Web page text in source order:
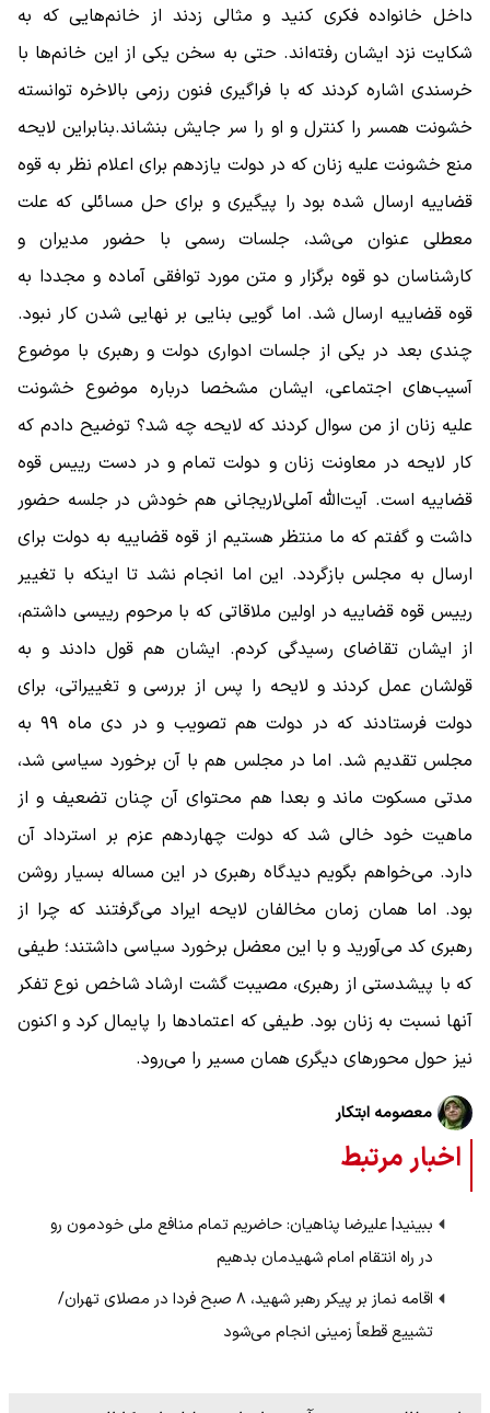
داخل خانواده فکری کنید و مثالی زدند از خانم‌هایی که به
شکایت نزد ایشان رفته‌اند. حتی به سخن یکی از این خانم‌ها با
خرسندی اشاره کردند که با فراگیری فنون رزمی بالاخره توانسته
خشونت همسر را کنترل و او را سر جایش بنشاند.بنابراین لایحه
منع خشونت علیه زنان که در دولت یازدهم برای اعلام نظر به قوه
قضاییه ارسال شده بود را پیگیری و برای حل مسائلی که علت
معطلی عنوان می‌شد، جلسات رسمی با حضور مدیران و
کارشناسان دو قوه برگزار و متن مورد توافقی آماده و مجددا به
قوه قضاییه ارسال شد. اما گویی بنایی بر نهایی شدن کار نبود‌.
چندی بعد در یکی از جلسات ادواری دولت و رهبری با موضوع
آسیب‌های اجتماعی، ایشان مشخصا درباره موضوع خشونت
علیه زنان از من سوال کردند که لایحه چه شد؟ توضیح دادم که
کار لایحه در معاونت زنان و دولت تمام و در دست رییس قوه
قضاییه است. آیت‌الله آملی‌لاریجانی هم خودش در جلسه حضور
داشت و گفتم که ما منتظر هستیم از قوه قضاییه به دولت برای
ارسال به مجلس بازگردد. این اما انجام نشد تا اینکه با تغییر
رییس قوه قضاییه در اولین ملاقاتی که با مرحوم رییسی داشتم،
از ایشان تقاضای رسیدگی کردم. ایشان هم قول دادند و به
قولشان عمل کردند و لایحه را پس از بررسی و تغییراتی، برای
دولت فرستادند که در دولت هم تصویب و در دی ماه ۹۹ به
مجلس تقدیم شد. اما در مجلس هم با آن برخورد سیاسی شد،
مدتی مسکوت ماند و بعدا هم محتوای آن چنان تضعیف و از
ماهیت خود خالی شد که دولت چهاردهم عزم بر استرداد آن
دارد. می‌خواهم بگویم دیدگاه رهبری در این مساله بسیار روشن
بود. اما همان زمان مخالفان لایحه ایراد می‌گرفتند که چرا از
رهبری کد می‌آورید و با این معضل برخورد سیاسی داشتند؛ طیفی
که با پیشدستی از رهبری، مصیبت گشت ارشاد شاخص نوع تفکر
آنها نسبت به زنان بود. طیفی که اعتمادها را پایمال کرد و اکنون
نیز حول محورهای دیگری همان مسیر را می‌رود.
معصومه ابتکار
اخبار مرتبط
ببینید| علیرضا پناهیان: حاضریم تمام منافع ملی خودمون رو
در راه انتقام امام شهیدمان بدهیم
اقامه نماز بر پیکر رهبر شهید، ۸ صبح فردا در مصلای تهران/
تشییع قطعاً زمینی انجام می‌شود